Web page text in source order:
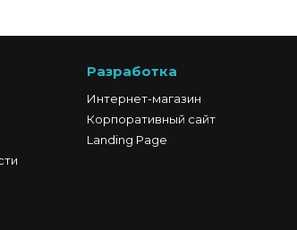
Разработка
Интернет-магазин
Корпоративный сайт
Landing Page